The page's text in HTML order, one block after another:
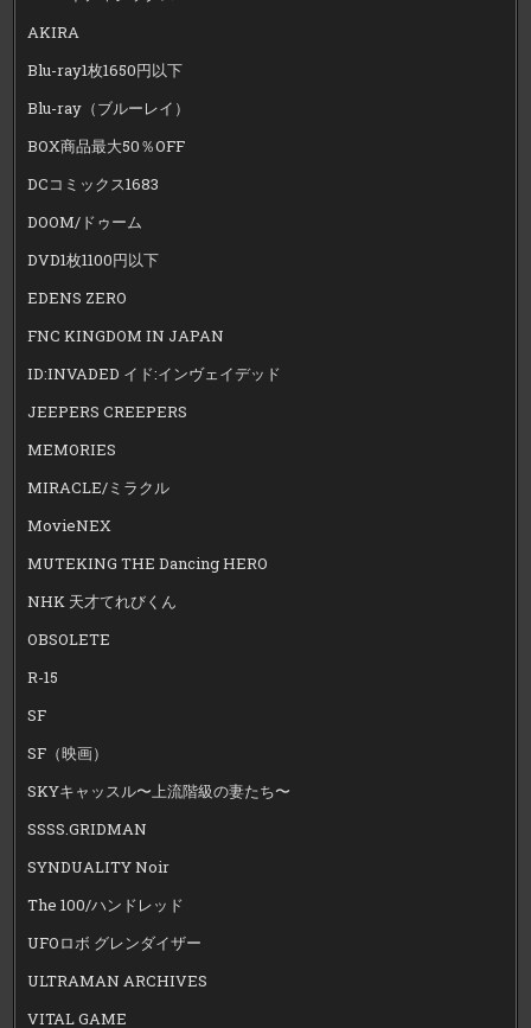
AKIRA
Blu-ray1枚1650円以下
Blu-ray（ブルーレイ）
BOX商品最大50％OFF
DCコミックス1683
DOOM/ドゥーム
DVD1枚1100円以下
EDENS ZERO
FNC KINGDOM IN JAPAN
ID:INVADED イド:インヴェイデッド
JEEPERS CREEPERS
MEMORIES
MIRACLE/ミラクル
MovieNEX
MUTEKING THE Dancing HERO
NHK 天才てれびくん
OBSOLETE
R-15
SF
SF（映画）
SKYキャッスル〜上流階級の妻たち〜
SSSS.GRIDMAN
SYNDUALITY Noir
The 100/ハンドレッド
UFOロボ グレンダイザー
ULTRAMAN ARCHIVES
VITAL GAME